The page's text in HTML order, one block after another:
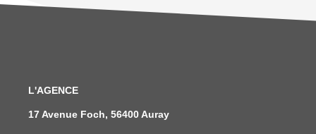
L'AGENCE
17 Avenue Foch, 56400 Auray